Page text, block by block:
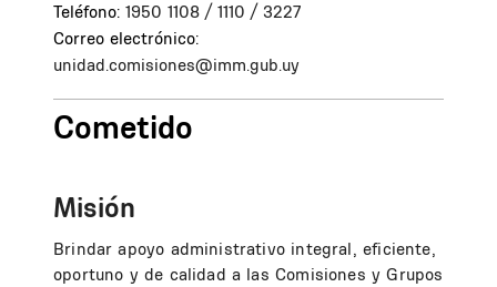
Teléfono: 1950 1108 / 1110 / 3227
Correo electrónico:
unidad.comisiones@imm.gub.uy
Cometido
Misión
Brindar apoyo administrativo integral, eficiente,
oportuno y de calidad a las Comisiones y Grupos